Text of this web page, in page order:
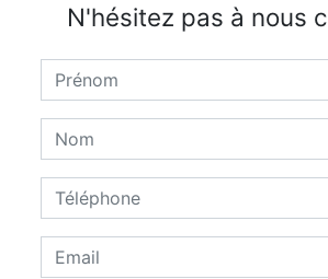
N'hésitez pas à nous